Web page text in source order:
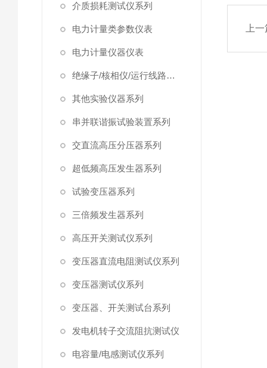
介质损耗测试仪系列
电力计量类参数仪表
电力计量仪器仪表
绝缘子/核相仪/运行线路试验仪器
其他实验仪器系列
串并联谐振试验装置系列
交直流高压分压器系列
超低频高压发生器系列
试验变压器系列
三倍频发生器系列
高压开关测试仪系列
变压器直流电阻测试仪系列
变压器测试仪系列
变压器、开关测试台系列
发电机转子交流阻抗测试仪
电容量/电感测试仪系列
上